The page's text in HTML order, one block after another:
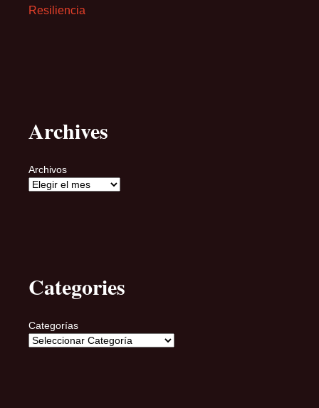
Resiliencia
Archives
Archivos
Categories
Categorías